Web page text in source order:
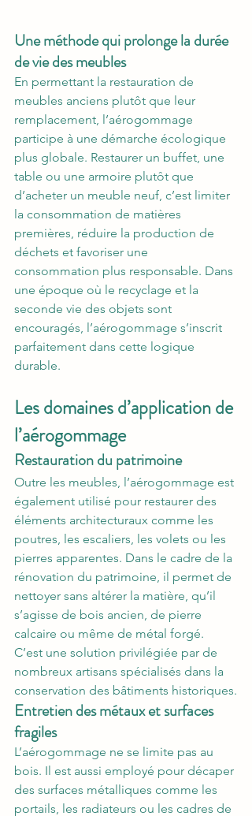
Une méthode qui prolonge la durée
de vie des meubles
En permettant la restauration de
meubles anciens plutôt que leur
remplacement, l’aérogommage
participe à une démarche écologique
plus globale. Restaurer un buffet, une
table ou une armoire plutôt que
d’acheter un meuble neuf, c’est limiter
la consommation de matières
premières, réduire la production de
déchets et favoriser une
consommation plus responsable. Dans
une époque où le recyclage et la
seconde vie des objets sont
encouragés, l’aérogommage s’inscrit
parfaitement dans cette logique
durable.
Les domaines d’application de
l’aérogommage
Restauration du patrimoine
Outre les meubles, l’aérogommage est
également utilisé pour restaurer des
éléments architecturaux comme les
poutres, les escaliers, les volets ou les
pierres apparentes. Dans le cadre de la
rénovation du patrimoine, il permet de
nettoyer sans altérer la matière, qu’il
s’agisse de bois ancien, de pierre
calcaire ou même de métal forgé.
C’est une solution privilégiée par de
nombreux artisans spécialisés dans la
conservation des bâtiments historiques.
Entretien des métaux et surfaces
fragiles
L’aérogommage ne se limite pas au
bois. Il est aussi employé pour décaper
des surfaces métalliques comme les
portails, les radiateurs ou les cadres de